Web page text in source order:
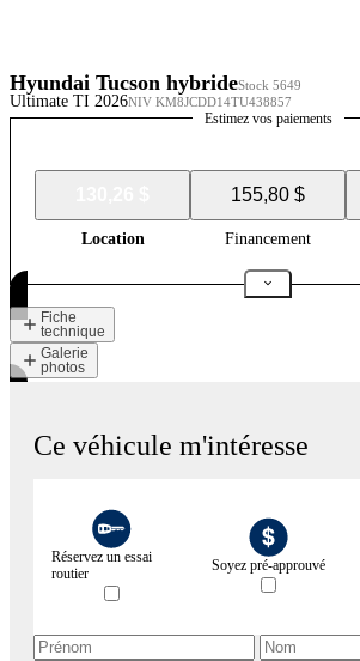
Hyundai Tucson hybrideStock 5649
Ultimate TI 2026NIV KM8JCDD14TU438857
Estimez vos paiements
155,80 $
Location Financement
Fiche
technique
Galerie
photos
Ce véhicule m'intéresse
Réservez un essai
routier
Soyez pré-approuvé